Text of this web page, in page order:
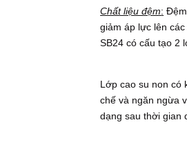
Chất liệu đệm:
giảm áp lực lên
SB24 có cấu tạo 2
Lớp cao su non có
chế và ngăn ngừa
dạng sau thời gian